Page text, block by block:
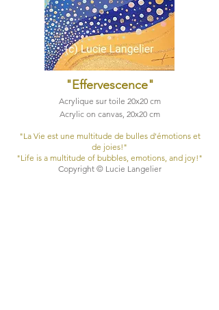
"Effervescence"
Acrylique sur toile 20x20 cm
Acrylic on canvas, 20x20 cm
"La Vie est une multitude de bulles d'émotions et
de joies!"​
"Life is a multitude of bubbles, emotions, and joy!"​
Copyright © Lucie Langelier